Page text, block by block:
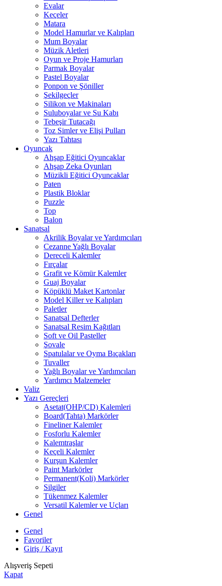
Evalar
Keçeler
Matara
Model Hamurlar ve Kalıpları
Mum Boyalar
Müzik Aletleri
Oyun ve Proje Hamurları
Parmak Boyalar
Pastel Boyalar
Ponpon ve Şöniller
Şekilgeçler
Silikon ve Makinaları
Suluboyalar ve Su Kabı
Tebeşir Tutacağı
Toz Simler ve Elişi Pulları
Yazı Tahtası
Oyuncak
Ahşap Eğitici Oyuncaklar
Ahşap Zeka Oyunları
Müzikli Eğitici Oyuncaklar
Paten
Plastik Bloklar
Puzzle
Top
Balon
Sanatsal
Akrilik Boyalar ve Yardımcıları
Cezanne Yağlı Boyalar
Dereceli Kalemler
Fırçalar
Grafit ve Kömür Kalemler
Guaj Boyalar
Köpüklü Maket Kartonlar
Model Killer ve Kalıpları
Paletler
Sanatsal Defterler
Sanatsal Resim Kağıtları
Soft ve Oil Pasteller
Şovale
Spatulalar ve Oyma Bıçakları
Tuvaller
Yağlı Boyalar ve Yardımcıları
Yardımcı Malzemeler
Valiz
Yazı Gereçleri
Asetat(OHP/CD) Kalemleri
Board(Tahta) Markörler
Fineliner Kalemler
Fosforlu Kalemler
Kalemtraşlar
Keçeli Kalemler
Kurşun Kalemler
Paint Markörler
Permanent(Koli) Markörler
Silgiler
Tükenmez Kalemler
Versatil Kalemler ve Uçları
Genel
Genel
Favoriler
Giriş / Kayıt
Alışveriş Sepeti
Kapat